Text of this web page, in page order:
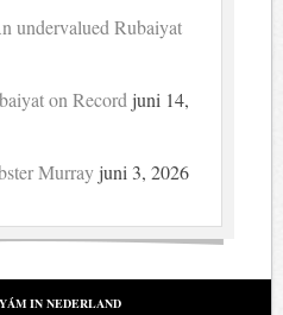
undervalued Rubaiyat
on Record juni 14,
Murray juni 3, 2026
IN NEDERLAND